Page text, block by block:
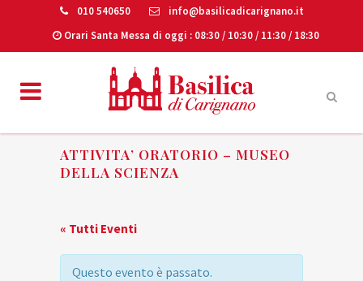
010 540650
info@basilicadicarignano.it
Orari Santa Messa di oggi : 08:30 / 10:30 / 11:30 / 18:30
ATTIVITA’ ORATORIO – MUSEO
DELLA SCIENZA
« Tutti Eventi
Questo evento è passato.